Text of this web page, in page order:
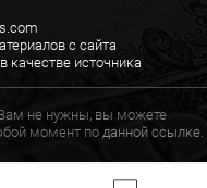
с сайта
качестве источника
Вам не нужны, вы можете
момент по данной ссылке.